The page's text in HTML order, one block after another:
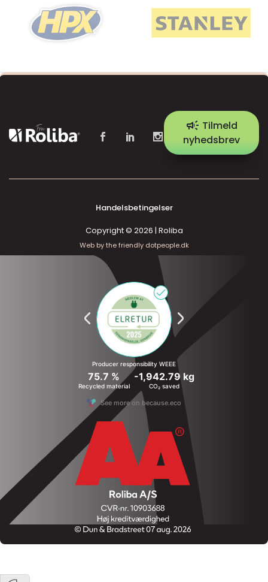
campaign Tilmeld
nyhedsbrev
Handelsbetingelser
Copyright © 2026 | Roliba
Web by the friendly dotpeople.dk